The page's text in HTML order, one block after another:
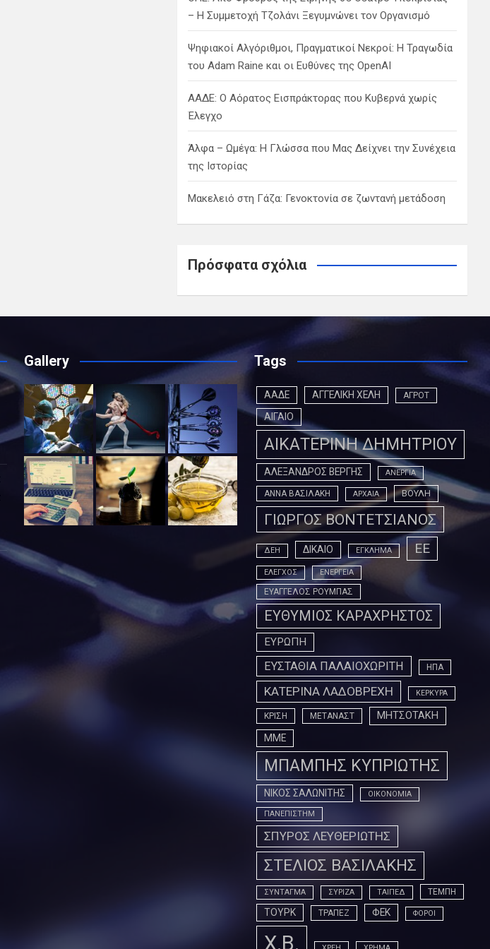
– Η Συμμετοχή Τζολάνι Ξεγυμνώνει τον Οργανισμό
Ψηφιακοί Αλγόριθμοι, Πραγματικοί Νεκροί: Η Τραγωδία
του Adam Raine και οι Ευθύνες της OpenAI
ΑΑΔΕ: Ο Αόρατος Εισπράκτορας που Κυβερνά χωρίς
Έλεγχο
Άλφα – Ωμέγα: Η Γλώσσα που Μας Δείχνει την Συνέχεια
της Ιστορίας
Μακελειό στη Γάζα: Γενοκτονία σε ζωντανή μετάδοση
Πρόσφατα σχόλια
Gallery Tags
ΑΑΔΕ ΑΓΓΕΛΙΚΗ ΧΕΛΗ ΑΓΡΟΤ
ΑΙΓΑΙΟ
ΑΙΚΑΤΕΡΙΝΗ ΔΗΜΗΤΡΙΟΥ
ΑΛΕΞΑΝΔΡΟΣ ΒΕΡΓΗΣ ΑΝΕΡΓΙΑ
ΑΝΝΑ ΒΑΣΙΛΑΚΗ ΑΡΧΑΙΑ ΒΟΥΛΗ
ΓΙΩΡΓΟΣ ΒΟΝΤΕΤΣΙΑΝΟΣ
ΔΕΗ ΔΙΚΑΙΟ ΕΓΚΛΗΜΑ ΕΕ
ΕΛΕΓΧΟΣ ΕΝΕΡΓΕΙΑ
ΕΥΑΓΓΕΛΟΣ ΡΟΥΜΠΑΣ
ΕΥΘΥΜΙΟΣ ΚΑΡΑΧΡΗΣΤΟΣ
ΕΥΡΩΠΗ
ΕΥΣΤΑΘΙΑ ΠΑΛΑΙΟΧΩΡΙΤΗ ΗΠΑ
ΚΑΤΕΡΙΝΑ ΛΑΔΟΒΡΕΧΗ ΚΕΡΚΥΡΑ
ΚΡΙΣΗ ΜΕΤΑΝΑΣΤ ΜΗΤΣΟΤΑΚΗ
ΜΜΕ
ΜΠΑΜΠΗΣ ΚΥΠΡΙΩΤΗΣ
ΝΙΚΟΣ ΣΑΛΩΝΙΤΗΣ ΟΙΚΟΝΟΜΙΑ
ΠΑΝΕΠΙΣΤΗΜ
ΣΠΥΡΟΣ ΛΕΥΘΕΡΙΩΤΗΣ
ΣΤΕΛΙΟΣ ΒΑΣΙΛΑΚΗΣ
ΣΥΝΤΑΓΜΑ ΣΥΡΙΖΑ ΤΑΙΠΕΔ ΤΕΜΠΗ
ΤΟΥΡΚ ΤΡΑΠΕΖ ΦΕΚ ΦΟΡΟΙ
Χ.Β.